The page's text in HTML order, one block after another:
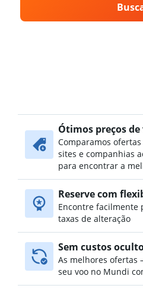
Ótimos preços de
Comparamos
sites e companhias
para encontrar a
Reserve com
Encontre facilmente
taxas de alteração
Sem custos
As melhores ofertas
seu voo no Mundi